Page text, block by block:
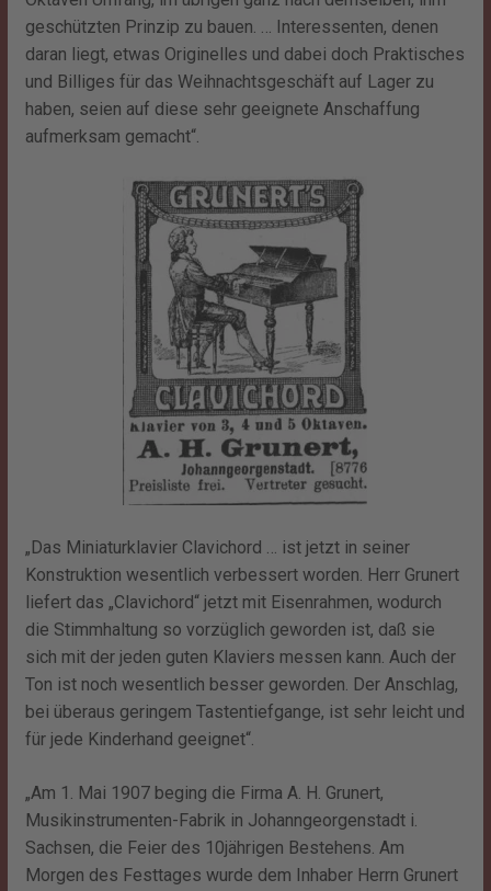
geschützten Prinzip zu bauen. … Interessenten, denen
daran liegt, etwas Originelles und dabei doch Praktisches
und Billiges für das Weihnachtsgeschäft auf Lager zu
haben, seien auf diese sehr geeignete Anschaffung
aufmerksam gemacht“.
„Das Miniaturklavier Clavichord … ist jetzt in seiner
Konstruktion wesentlich verbessert worden. Herr Grunert
liefert das „Clavichord“ jetzt mit Eisenrahmen, wodurch
die Stimmhaltung so vorzüglich geworden ist, daß sie
sich mit der jeden guten Klaviers messen kann. Auch der
Ton ist noch wesentlich besser geworden. Der Anschlag,
bei überaus geringem Tastentiefgange, ist sehr leicht und
für jede Kinderhand geeignet“.
„Am 1. Mai 1907 beging die Firma A. H. Grunert,
Musikinstrumenten-Fabrik in Johanngeorgenstadt i.
Sachsen, die Feier des 10jährigen Bestehens. Am
Morgen des Festtages wurde dem Inhaber Herrn Grunert